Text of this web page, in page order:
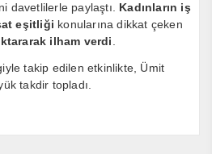
davetlilerle paylaştı. Kadınların iş
eşitliği konularına dikkat çeken
ilham verdi
takip edilen etkinlikte, Ümit
takdir topladı.